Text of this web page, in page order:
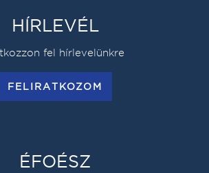
HÍRLEVÉL
fel hírlevelünkre
FELIRATKOZOM
ÉFOÉSZ